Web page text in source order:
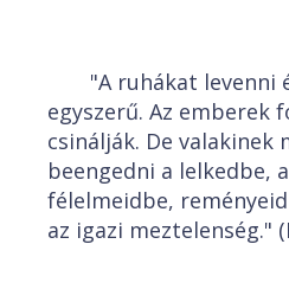
"A ruhákat levenni
egyszerű. Az emberek
csinálják. De valakinek
beengedni a lelkedbe,
félelmeidbe,
az igazi meztelenség."